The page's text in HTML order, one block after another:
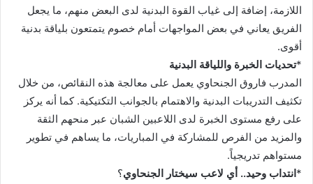
اللازمة، إضافة إلى غياب القوة البدنية لدى البعض منهم، ما يجعل
الفريق يعاني في بعض المواجهات أمام خصوم يتمتعون بلياقة بدنية
أقوى.
*تحديات الخبرة واللياقة البدنية
المدرب فاروق الجنحاوي يعمل على معالجة هذه النقائص، من خلال
تكثيف التدريبات البدنية والاهتمام بالجوانب التكتيكية. كما أنه يركز
على رفع مستوى الخبرة لدى اللاعبين الشبان عبر منحهم الثقة
والمزيد من الفرص للمشاركة في المباريات، ما يساهم في تطوير
مستواهم تدريجياً.
*انتداب وحيد.. أي لاعب سيختار الجنحاوي؟